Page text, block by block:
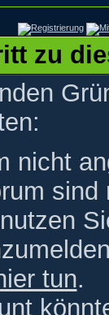
zu
nicht
tun.